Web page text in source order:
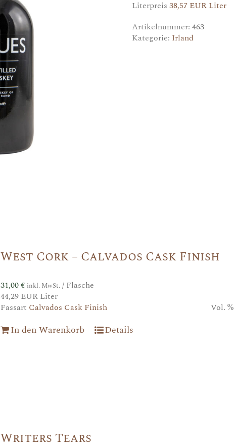
Literpreis 38,57 EUR Liter
Artikelnummer: 463
Kategorie: Irland
West Cork – Calvados Cask Finish
31,00€ inkl. MwSt./ Flasche
44,29 EUR Liter
Fassart Calvados Cask Finish Vol. %
In den Warenkorb Details
Writers Tears